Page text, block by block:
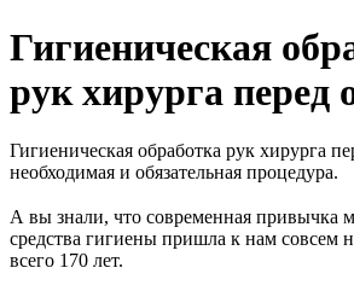
Гигиеническая
рук хирурга перед
Гигиеническая обработка рук хирурга
необходимая и обязательная процедура.
А вы знали, что современная привычка
средства гигиены пришла к нам совсем
всего 170 лет.